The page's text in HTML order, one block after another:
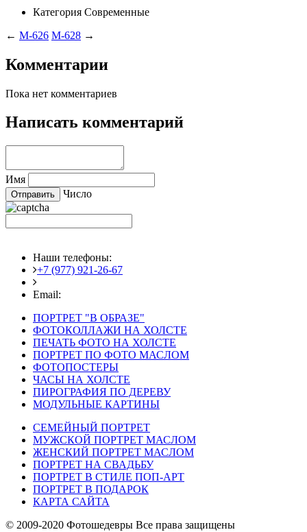
Категория Современные
← M-626 M-628 →
Комментарии
Пока нет комментариев
Написать комментарий
Имя
Число
Наши телефоны:
+7 (977) 921-26-67
Email:
ПОРТРЕТ "В ОБРАЗЕ"
ФОТОКОЛЛАЖИ НА ХОЛСТЕ
ПЕЧАТЬ ФОТО НА ХОЛСТЕ
ПОРТРЕТ ПО ФОТО МАСЛОМ
ФОТОПОСТЕРЫ
ЧАСЫ НА ХОЛСТЕ
ПИРОГРАФИЯ ПО ДЕРЕВУ
МОДУЛЬНЫЕ КАРТИНЫ
СЕМЕЙНЫЙ ПОРТРЕТ
МУЖСКОЙ ПОРТРЕТ МАСЛОМ
ЖЕНСКИЙ ПОРТРЕТ МАСЛОМ
ПОРТРЕТ НА СВАДЬБУ
ПОРТРЕТ В СТИЛЕ ПОП-АРТ
ПОРТРЕТ В ПОДАРОК
КАРТА САЙТА
© 2009-2020 Фотошедевры Все права защищены